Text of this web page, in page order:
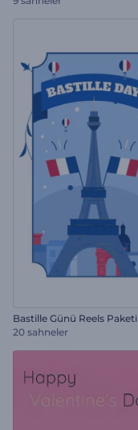
Bastille Günü Reels Paketi
20 sahneler